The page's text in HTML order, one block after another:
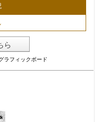
ら
ラフィックボード